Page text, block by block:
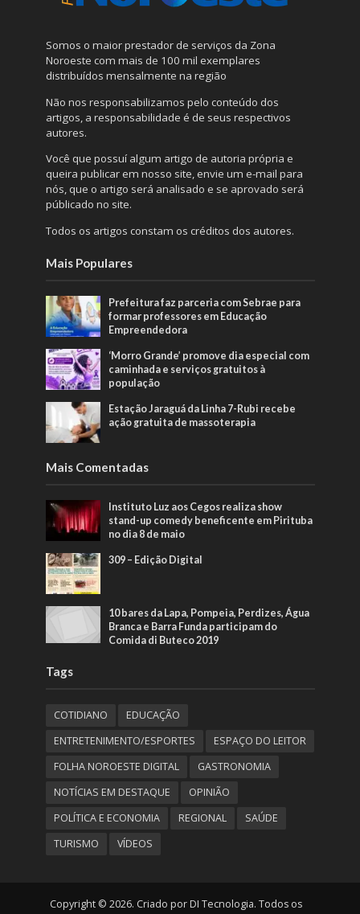
Somos o maior prestador de serviços da Zona
Noroeste com mais de 100 mil exemplares
distribuídos mensalmente na região
Não nos responsabilizamos pelo conteúdo dos
artigos, a responsabilidade é de seus respectivos
autores.
Você que possuí algum artigo de autoria própria e
queira publicar em nosso site, envie um e-mail para
nós, que o artigo será analisado e se aprovado será
públicado no site.
Todos os artigos constam os créditos dos autores.
Mais Populares
Prefeitura faz parceria com Sebrae para
formar professores em Educação
Empreendedora
‘Morro Grande’ promove dia especial com
caminhada e serviços gratuitos à
população
Estação Jaraguá da Linha 7-Rubi recebe
ação gratuita de massoterapia
Mais Comentadas
Instituto Luz aos Cegos realiza show
stand-up comedy beneficente em Pirituba
no dia 8 de maio
309 – Edição Digital
10 bares da Lapa, Pompeia, Perdizes, Água
Branca e Barra Funda participam do
Comida di Buteco 2019
Tags
COTIDIANO
EDUCAÇÃO
ENTRETENIMENTO/ESPORTES
ESPAÇO DO LEITOR
FOLHA NOROESTE DIGITAL
GASTRONOMIA
NOTÍCIAS EM DESTAQUE
OPINIÃO
POLÍTICA E ECONOMIA
REGIONAL
SAÚDE
TURISMO
VÍDEOS
Copyright © 2026. Criado por DI Tecnologia. Todos os